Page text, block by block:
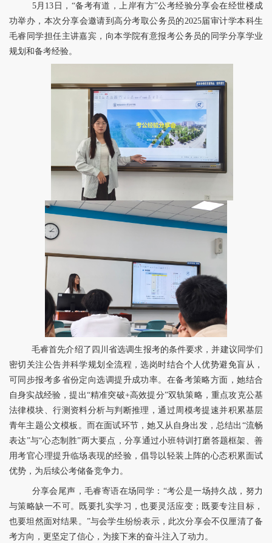
5月13日，“备考有道，上岸有方”公考经验分享会在经世楼成
功举办，本次分享会邀请到高分考取公务员的2025届审计学本科生
毛睿同学担任主讲嘉宾，向本学院有意报考公务员的同学分享学业
规划和备考经验。
毛睿首先介绍了四川省选调生报考的条件要求，并建议同学们
密切关注公告并科学规划全流程，选岗时结合个人优势避免盲从，
可同步报考多省份定向选调提升成功率。在备考策略方面，她结合
自身实战经验，提出“精准突破+高效提分”双轨策略，重点攻克公基
法律模块、行测资料分析与判断推理，通过周模考提速并积累基层
青年主题公文模板。而在面试环节，她又从自身出发，总结出“流畅
表达”与“心态制胜”两大要点，分享通过小班特训打磨答题框架、善
用考官心理提升临场表现的经验，倡导以轻装上阵的心态积累面试
优势，为后续公考储备竞争力。
分享会尾声，毛睿寄语在场同学：“考公是一场持久战，努力
与策略缺一不可。既要扎实学习，也要灵活应变；既要专注目标，
也要坦然面对结果。”与会学生纷纷表示，此次分享会不仅厘清了备
考方向，更坚定了信心，为接下来的奋斗注入了动力。